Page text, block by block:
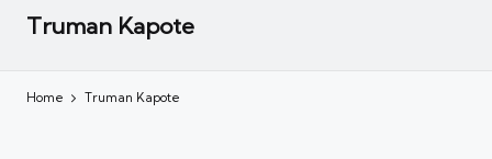
Truman Kapote
Home Truman Kapote